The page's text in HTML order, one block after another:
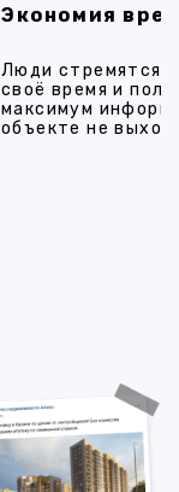
Экономия
Люди стремятся
своё время и
максимум
объекте не